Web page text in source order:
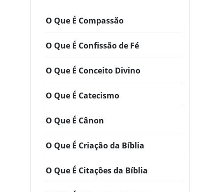
O Que É Compassão
O Que É Confissão de Fé
O Que É Conceito Divino
O Que É Catecismo
O Que É Cânon
O Que É Criação da Bíblia
O Que É Citações da Bíblia